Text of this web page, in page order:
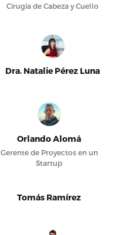
Cirugía de Cabeza y Cuello
Dra. Natalie Pérez Luna
Orlando Alomá
Gerente de Proyectos en un
Startup
Tomás Ramírez